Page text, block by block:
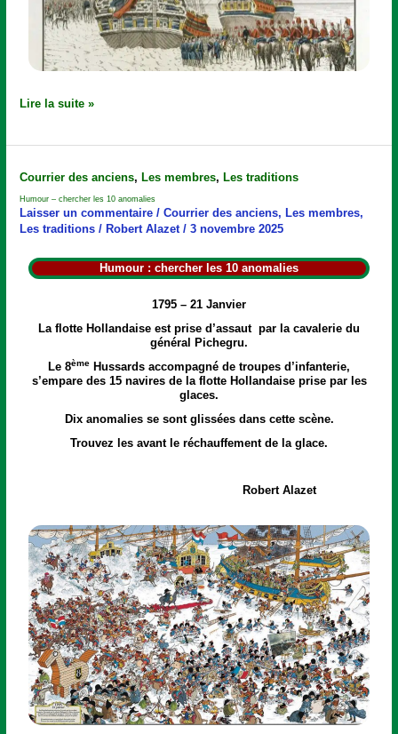
Lire la suite »
Courrier des anciens, Les membres, Les traditions
Humour – chercher les 10 anomalies
Laisser un commentaire /Courrier des anciens, Les membres,
Les traditions / Robert Alazet/3 novembre 2025
Humour : chercher les 10 anomalies
1795 – 21 Janvier
La flotte Hollandaise est prise d’assaut par la cavalerie du
général Pichegru.
Le 8ème Hussards accompagné de troupes d’infanterie,
s’empare des 15 navires de la flotte Hollandaise prise par les
glaces.
Dix anomalies se sont glissées dans cette scène.
Trouvez les avant le réchauffement de la glace.
Robert Alazet
Humour
chercher
les
10